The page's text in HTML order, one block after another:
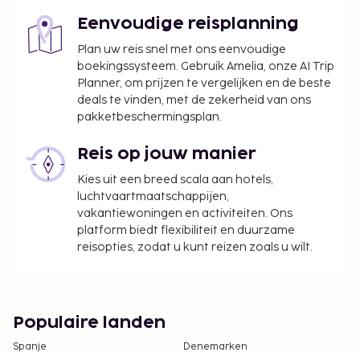
Eenvoudige reisplanning
Plan uw reis snel met ons eenvoudige
boekingssysteem. Gebruik Amelia, onze AI Trip
Planner, om prijzen te vergelijken en de beste
deals te vinden, met de zekerheid van ons
pakketbeschermingsplan.
Reis op jouw manier
Kies uit een breed scala aan hotels,
luchtvaartmaatschappijen,
vakantiewoningen en activiteiten. Ons
platform biedt flexibiliteit en duurzame
reisopties, zodat u kunt reizen zoals u wilt.
Populaire landen
Spanje
Denemarken